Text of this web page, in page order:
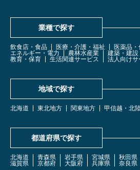
業種で探す
飲食店・食品 医療・介護・福祉 医薬品
エネルギー・電力
農林水産業 建築・建
教育・保育
生活関連サービス 法人向けサ
地域で探す
北海道 東北地方 関東地方 甲信越・北
都道府県で探す
北海道 青森県 岩手県 宮城県 秋田県
滋賀県
京都府 大阪府 兵庫県 奈良県